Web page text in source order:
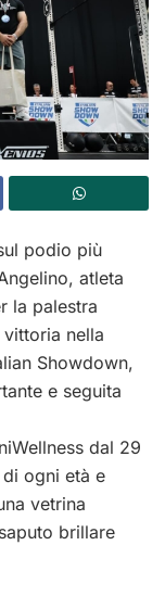
podio più
atleta
la palestra
nella
Showdown,
e seguita
dal 29
ogni età e
vetrina
brillare